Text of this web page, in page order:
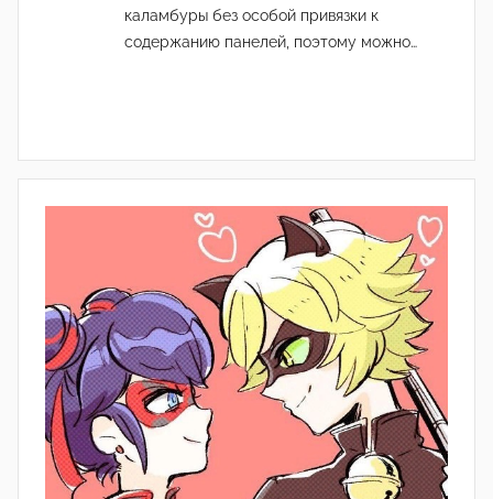
каламбуры без особой привязки к
содержанию панелей, поэтому можно…